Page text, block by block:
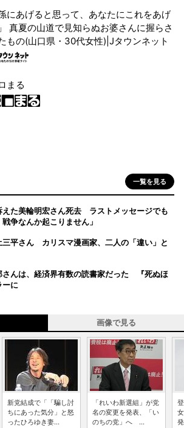
孫にあげると思って、あなたにこれをあげ
真夏の山道で見知らぬお婆さんに握らさ
もの(山口県・30代女性)|Jタウンネット
まる
一覧を見る
えた美輪明宏さん死去 ラストメッセージでも
争なんか起こりません」
三平さん カリスマ漫画家、二人の「違い」と
さんは、経済界有数の読書家だった 『死ぬほ
ーに
画像で見る
新党結成で「「騙し討
ちにあった気分」と怒
ったひろゆき妻...
「れいわ新選組」が党
名の変更を発表、「い
のちの党」へ ...